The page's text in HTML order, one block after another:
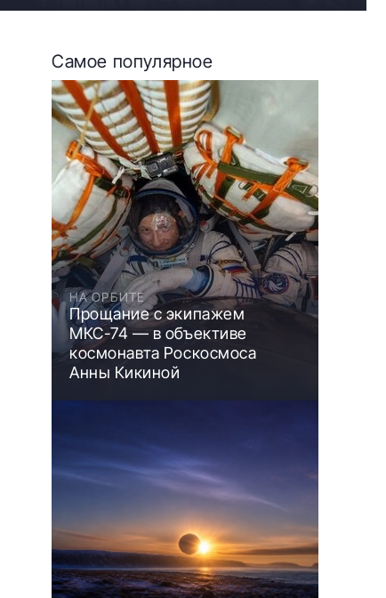
Самое популярное
НА ОРБИТЕ
Прощание с экипажем
МКС-74 — в объективе
космонавта Роскосмоса
Анны Кикиной